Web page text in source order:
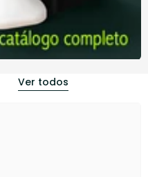
Ver todos